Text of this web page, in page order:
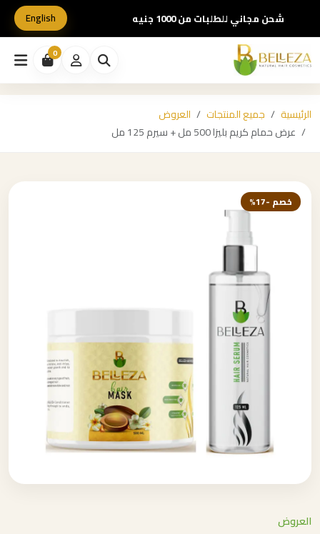
شحن مجاني للطلبات من 1000 جنيه English
0
الرئيسية جميع المنتجات
العروض
عرض حمام كريم بليزا 500 مل + سيرم 125 مل
خصم -17%
العروض